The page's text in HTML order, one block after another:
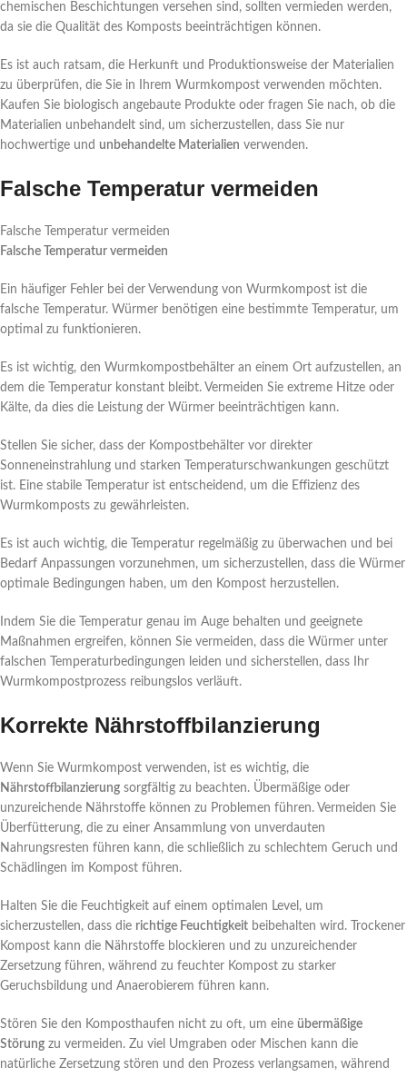
chemischen Beschichtungen versehen sind, sollten vermieden werden,
da sie die Qualität des Komposts beeinträchtigen können.
Es ist auch ratsam, die Herkunft und Produktionsweise der Materialien
zu überprüfen, die Sie in Ihrem Wurmkompost verwenden möchten.
Kaufen Sie biologisch angebaute Produkte oder fragen Sie nach, ob die
Materialien unbehandelt sind, um sicherzustellen, dass Sie nur
hochwertige und unbehandelte Materialien verwenden.
Falsche Temperatur vermeiden
Falsche Temperatur vermeiden
Falsche Temperatur vermeiden
Ein häufiger Fehler bei der Verwendung von Wurmkompost ist die
falsche Temperatur. Würmer benötigen eine bestimmte Temperatur, um
optimal zu funktionieren.
Es ist wichtig, den Wurmkompostbehälter an einem Ort aufzustellen, an
dem die Temperatur konstant bleibt. Vermeiden Sie extreme Hitze oder
Kälte, da dies die Leistung der Würmer beeinträchtigen kann.
Stellen Sie sicher, dass der Kompostbehälter vor direkter
Sonneneinstrahlung und starken Temperaturschwankungen geschützt
ist. Eine stabile Temperatur ist entscheidend, um die Effizienz des
Wurmkomposts zu gewährleisten.
Es ist auch wichtig, die Temperatur regelmäßig zu überwachen und bei
Bedarf Anpassungen vorzunehmen, um sicherzustellen, dass die Würmer
optimale Bedingungen haben, um den Kompost herzustellen.
Indem Sie die Temperatur genau im Auge behalten und geeignete
Maßnahmen ergreifen, können Sie vermeiden, dass die Würmer unter
falschen Temperaturbedingungen leiden und sicherstellen, dass Ihr
Wurmkompostprozess reibungslos verläuft.
Korrekte Nährstoffbilanzierung
Wenn Sie Wurmkompost verwenden, ist es wichtig, die
Nährstoffbilanzierung sorgfältig zu beachten. Übermäßige oder
unzureichende Nährstoffe können zu Problemen führen. Vermeiden Sie
Überfütterung, die zu einer Ansammlung von unverdauten
Nahrungsresten führen kann, die schließlich zu schlechtem Geruch und
Schädlingen im Kompost führen.
Halten Sie die Feuchtigkeit auf einem optimalen Level, um
sicherzustellen, dass die richtige Feuchtigkeit beibehalten wird. Trockener
Kompost kann die Nährstoffe blockieren und zu unzureichender
Zersetzung führen, während zu feuchter Kompost zu starker
Geruchsbildung und Anaerobierem führen kann.
Stören Sie den Komposthaufen nicht zu oft, um eine übermäßige
Störung zu vermeiden. Zu viel Umgraben oder Mischen kann die
natürliche Zersetzung stören und den Prozess verlangsamen, während